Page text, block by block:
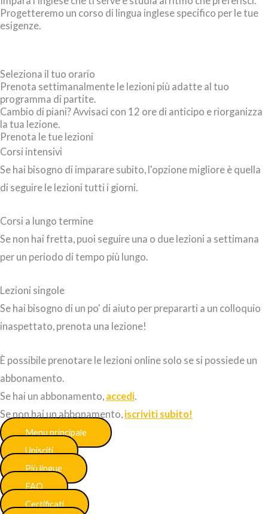
Progetteremo un corso di lingua inglese specifico per le tue
esigenze.
Seleziona il tuo orario
Prenota settimanalmente le lezioni più adatte al tuo
programma di partite.
Cambio di piani? Avvisaci con 12 ore di anticipo e riorganizza
la tua lezione.
Prenota le tue lezioni
Corsi intensivi
Se hai bisogno di imparare subito, l'opzione migliore è quella
di seguire le lezioni tutti i giorni.
Corsi a lungo termine
Se non hai fretta, puoi seguire una o due lezioni a settimana
per un periodo di tempo più lungo.
Lezioni singole
Se hai bisogno di un po' di aiuto per prepararti a un colloquio
inaspettato, prenota una lezione!
È possibile prenotare le lezioni online solo se si possiede un
abbonamento.
Se hai un abbonamento, accedi
Se non hai un abbonamento, iscriviti subito!
Menu principale
Unisciti
Più lingue
FAQ
Certificati